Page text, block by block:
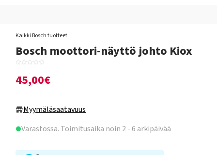
Kaikki Bosch tuotteet
Bosch moottori-näyttö johto Kiox
45,00€
Myymäläsaatavuus
Varastossa. Toimitusaika noin 2 - 6 arkipäivää